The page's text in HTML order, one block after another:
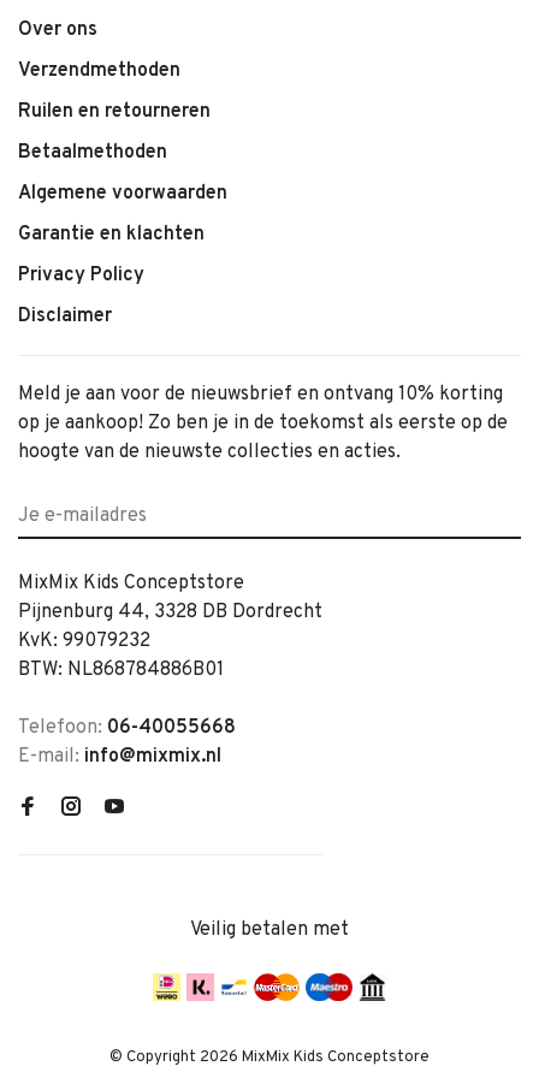
– Type: Kleurpotloden / creatief speelgoed
– Formaat: Groot
Adviesleeftijd: vanaf 3 jaar.
Over ons
Verzendmethoden
Ruilen en retourneren
Betaalmethoden
Algemene voorwaarden
Garantie en klachten
Privacy Policy
Disclaimer
Meld je aan voor de nieuwsbrief en ontvang 10% korting
op je aankoop! Zo ben je in de toekomst als eerste op de
hoogte van de nieuwste collecties en acties.
MixMix Kids Conceptstore
Pijnenburg 44, 3328 DB Dordrecht
KvK: 99079232
BTW: NL868784886B01
Telefoon: 06-40055668
E-mail: info@mixmix.nl
Veilig betalen met
© Copyright 2026 MixMix Kids Conceptstore